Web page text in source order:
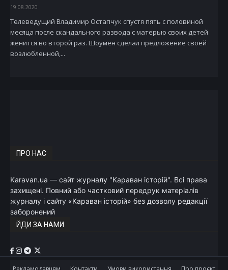
19.08.2020
Телеведущий Владимир Остапчук спустя пять с половиной
месяца после скандального развода с матерью своих детей
женится во второй раз. Шоумен сделал предложение своей
возлюбленной,...
ПРО НАС
Karavan.ua — сайт журналу "Караван історій". Всі права
захищені. Повний або частковий передрук матеріалів
журналу і сайту «Караван історій» без дозволу редакції
заборонений
ЙДИ ЗА НАМИ